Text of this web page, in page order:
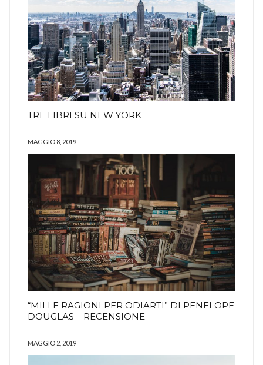
TRE LIBRI SU NEW YORK
MAGGIO 8, 2019
“MILLE RAGIONI PER ODIARTI” DI PENELOPE
DOUGLAS – RECENSIONE
MAGGIO 2, 2019